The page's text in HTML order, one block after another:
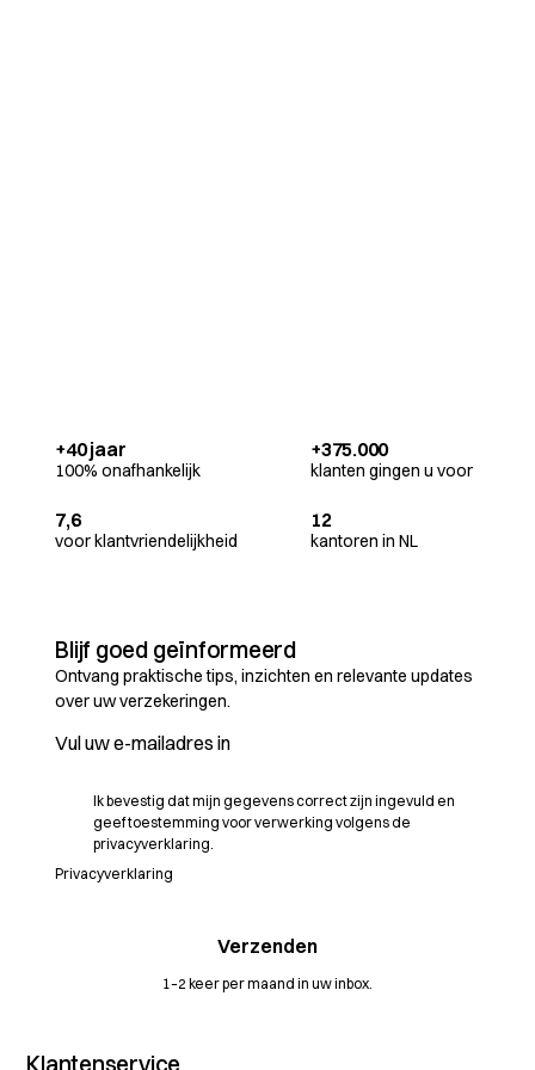
+40 jaar
100% onafhankelijk
+375.000
klanten gingen u voor
7,6
voor klantvriendelijkheid
12
kantoren in NL
Blijf goed geïnformeerd
Ontvang praktische tips, inzichten en relevante updates
over uw verzekeringen.
Ik bevestig dat mijn gegevens correct zijn ingevuld en
geef toestemming voor verwerking volgens de
privacyverklaring.
Privacyverklaring
1–2 keer per maand in uw inbox.